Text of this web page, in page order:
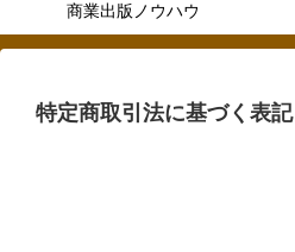
商業出版ノウハウ
特定商取引法に基づく表記